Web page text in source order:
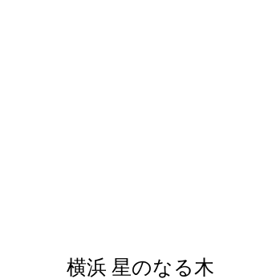
横浜 星のなる木